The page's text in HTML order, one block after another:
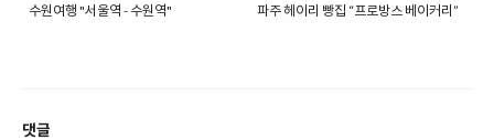
수원여행 "서울역 - 수원역" 파주 헤이리 빵집 “프로방스 베이커리”
댓글